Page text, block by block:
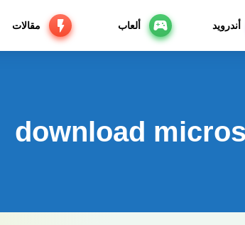
أندرويد ألعاب مقالات
download